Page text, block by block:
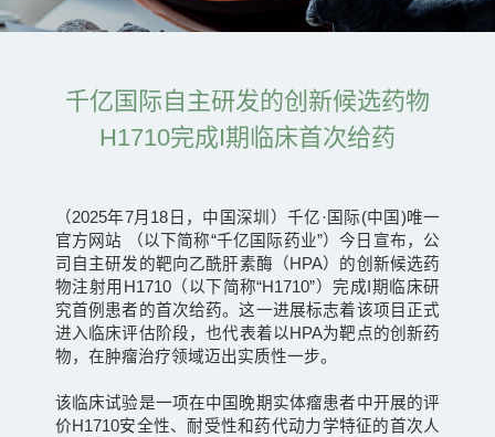
千亿国际自主研发的创新候选药物
H1710完成I期临床首次给药
（2025年7月18日，中国深圳）千亿·国际(中国)唯一
官方网站 （以下简称“千亿国际药业”）今日宣布，公
司自主研发的靶向乙酰肝素酶（HPA）的创新候选药
物注射用H1710（以下简称“H1710”）完成I期临床研
究首例患者的首次给药。这一进展标志着该项目正式
进入临床评估阶段，也代表着以HPA为靶点的创新药
物，在肿瘤治疗领域迈出实质性一步。
该临床试验是一项在中国晚期实体瘤患者中开展的评
价H1710安全性、耐受性和药代动力学特征的首次人